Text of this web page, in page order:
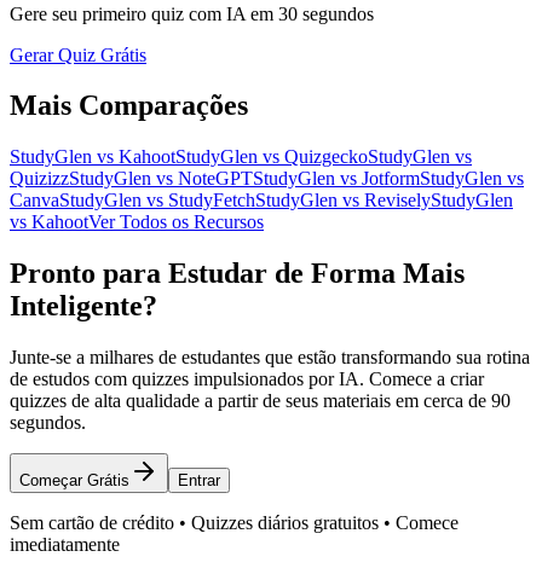
Gere seu primeiro quiz com IA em 30 segundos
Gerar Quiz Grátis
Mais Comparações
StudyGlen vs KahootStudyGlen vs QuizgeckoStudyGlen vs
QuizizzStudyGlen vs NoteGPTStudyGlen vs JotformStudyGlen vs
CanvaStudyGlen vs StudyFetchStudyGlen vs ReviselyStudyGlen
vs KahootVer Todos os Recursos
Pronto para Estudar de Forma Mais
Inteligente?
Junte-se a milhares de estudantes que estão transformando sua rotina
de estudos com quizzes impulsionados por IA. Comece a criar
quizzes de alta qualidade a partir de seus materiais em cerca de 90
segundos.
Começar Grátis Entrar
Sem cartão de crédito • Quizzes diários gratuitos • Comece
imediatamente